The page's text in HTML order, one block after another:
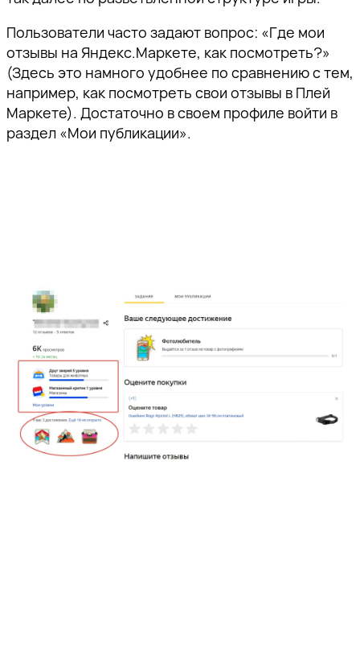
Пользователи часто задают вопрос: «Где мои
отзывы на Яндекс.Маркете, как посмотреть?»
(Здесь это намного удобнее по сравнению с тем,
например, как посмотреть свои отзывы в Плей
Маркете). Достаточно в своем профиле войти в
раздел «Мои публикации».